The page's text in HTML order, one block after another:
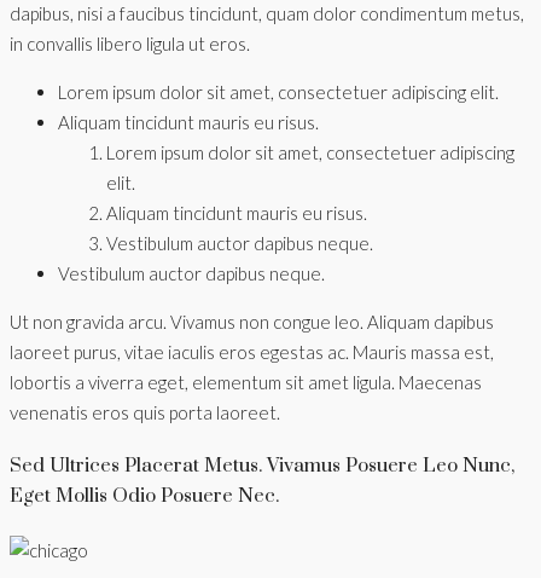
dapibus, nisi a faucibus tincidunt, quam dolor condimentum metus,
in convallis libero ligula ut eros.
Lorem ipsum dolor sit amet, consectetuer adipiscing elit.
Aliquam tincidunt mauris eu risus.
Lorem ipsum dolor sit amet, consectetuer adipiscing
elit.
Aliquam tincidunt mauris eu risus.
Vestibulum auctor dapibus neque.
Vestibulum auctor dapibus neque.
Ut non gravida arcu. Vivamus non congue leo. Aliquam dapibus
laoreet purus, vitae iaculis eros egestas ac. Mauris massa est,
lobortis a viverra eget, elementum sit amet ligula. Maecenas
venenatis eros quis porta laoreet.
Sed Ultrices Placerat Metus. Vivamus Posuere Leo Nunc,
Eget Mollis Odio Posuere Nec.